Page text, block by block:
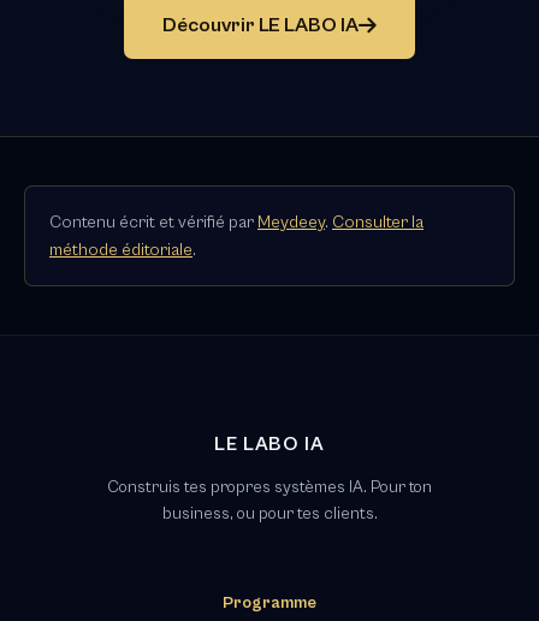
Découvrir LE LABO IA
Contenu écrit et vérifié par Meydeey. Consulter la
méthode éditoriale.
LE LABO IA
Construis tes propres systèmes IA. Pour ton
business, ou pour tes clients.
Programme